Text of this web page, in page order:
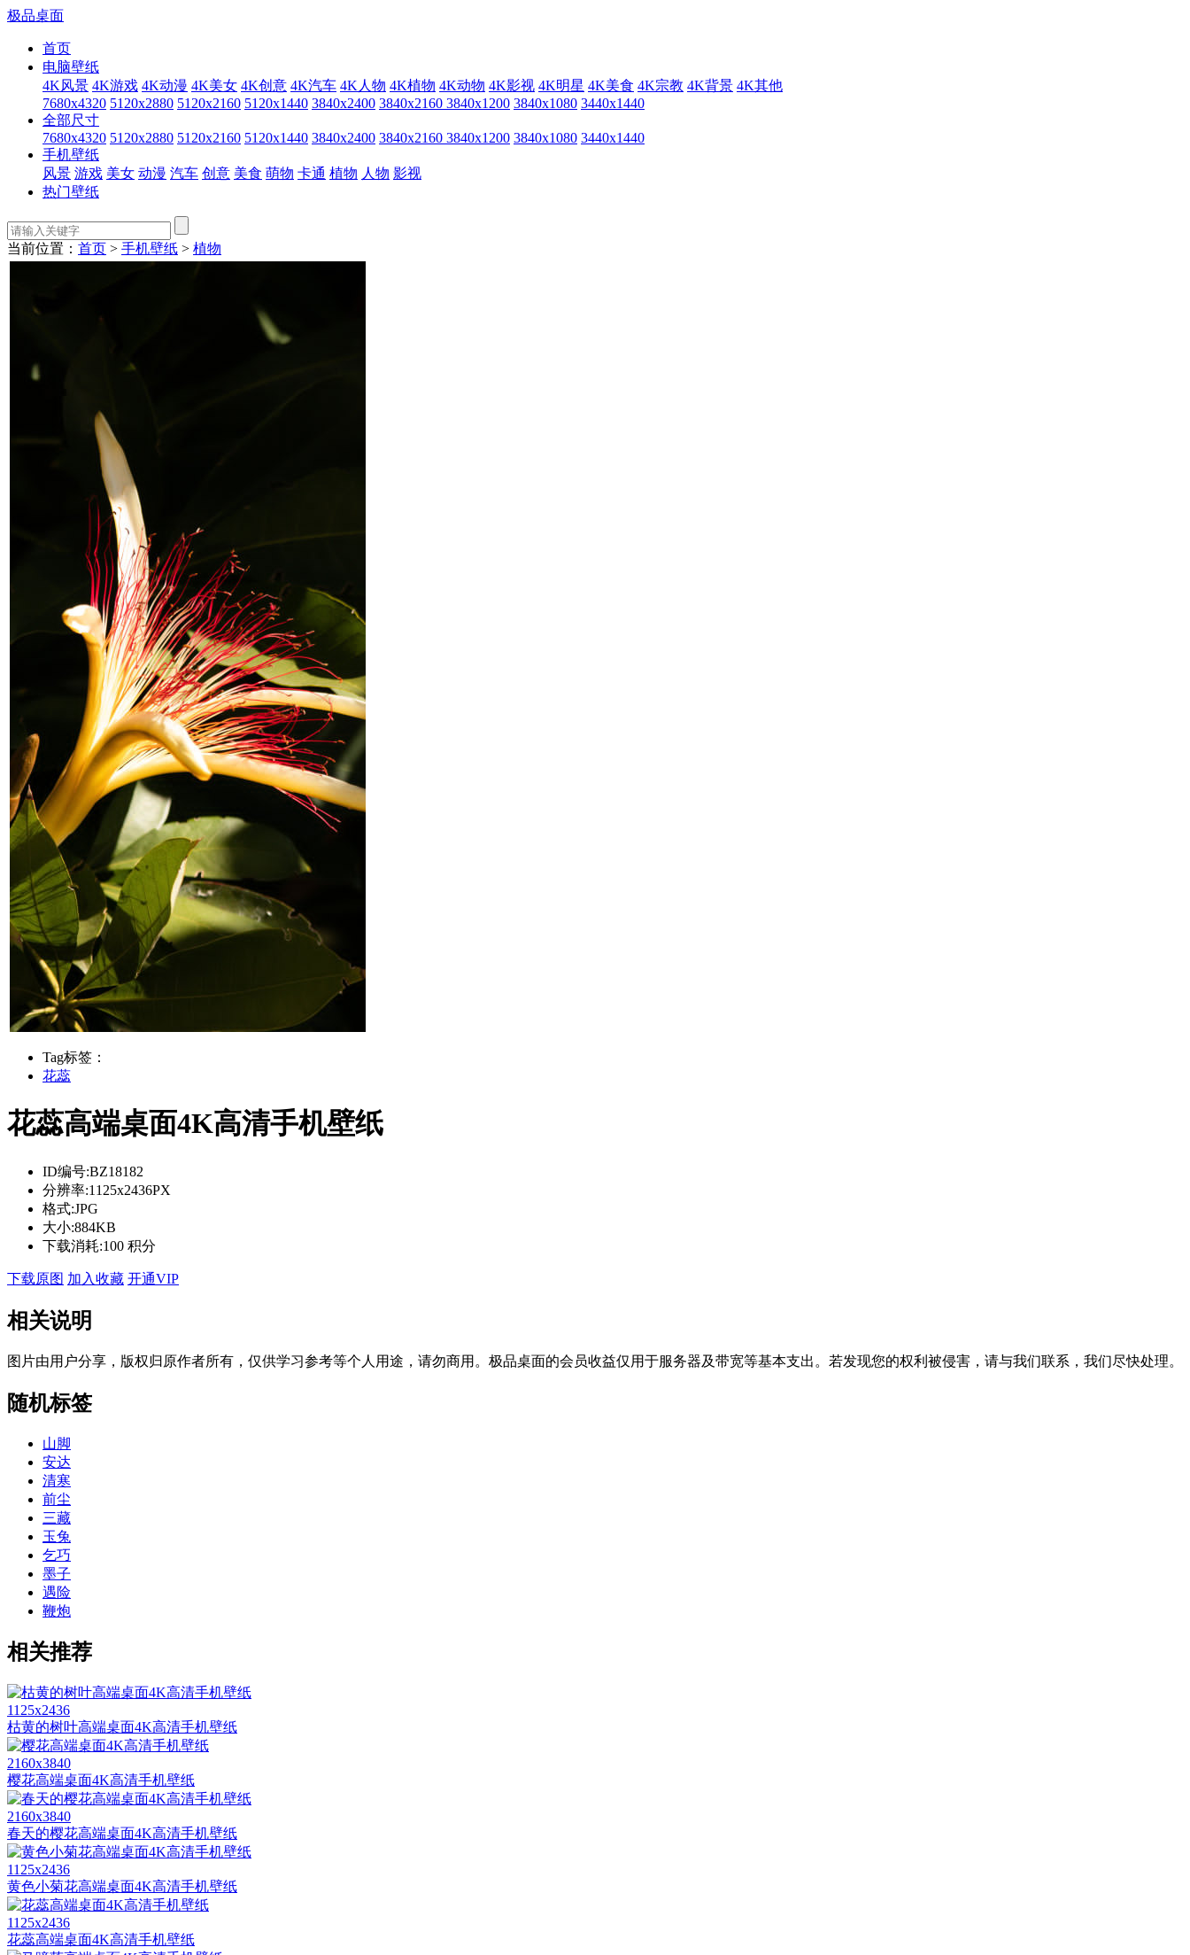
极品桌面
首页
电脑壁纸
4K风景 4K游戏 4K动漫 4K美女 4K创意 4K汽车 4K人物 4K植物 4K动物 4K影视 4K明星 4K美食 4K宗教 4K背景 4K其他
7680x4320 5120x2880 5120x2160 5120x1440 3840x2400 3840x2160 3840x1200 3840x1080 3440x1440
全部尺寸
7680x4320 5120x2880 5120x2160 5120x1440 3840x2400 3840x2160 3840x1200 3840x1080 3440x1440
手机壁纸
风景 游戏 美女 动漫 汽车 创意 美食 萌物 卡通 植物 人物 影视
热门壁纸
当前位置： 首页 > 手机壁纸 > 植物
Tag标签：
花蕊
花蕊高端桌面4K高清手机壁纸
ID编号:BZ18182
分辨率:1125x2436PX
格式:JPG
大小:884KB
下载消耗:100 积分
下载原图 加入收藏 开通VIP
相关说明
图片由用户分享，版权归原作者所有，仅供学习参考等个人用途，请勿商用。极品桌面的会员收益仅用于服务器及带宽等基本支出。若发现您的权利被侵害，请与我们联系，我们尽快处理。
随机标签
山脚
安达
清寒
前尘
三藏
玉兔
乞巧
墨子
遇险
鞭炮
相关推荐
1125x2436
枯黄的树叶高端桌面4K高清手机壁纸
2160x3840
樱花高端桌面4K高清手机壁纸
2160x3840
春天的樱花高端桌面4K高清手机壁纸
1125x2436
黄色小菊花高端桌面4K高清手机壁纸
1125x2436
花蕊高端桌面4K高清手机壁纸